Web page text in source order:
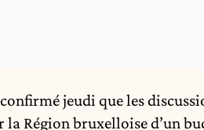
confirmé jeudi que les
Région bruxelloise d’un